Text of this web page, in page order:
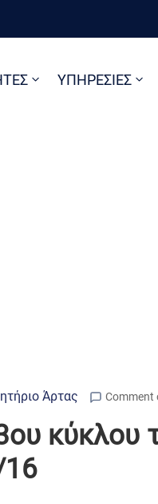
ΥΠΗΡΕΣΙΕΣ
Άρτας Comment
κύκλου
16